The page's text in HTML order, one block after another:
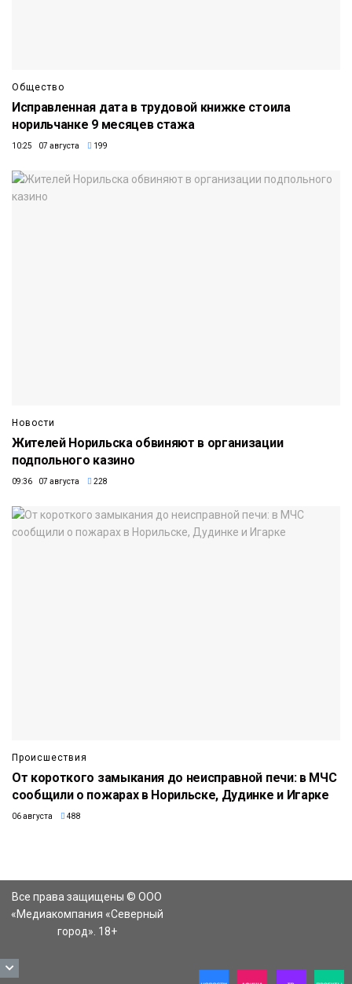
Общество
Исправленная дата в трудовой книжке стоила
норильчанке 9 месяцев стажа
10:25 07 августа 199
Новости
Жителей Норильска обвиняют в организации
подпольного казино
09:36 07 августа 228
Происшествия
От короткого замыкания до неисправной печи: в МЧС
сообщили о пожарах в Норильске, Дудинке и Игарке
06 августа 488
Все права защищены © ООО
«Медиакомпания «Северный
город». 18+